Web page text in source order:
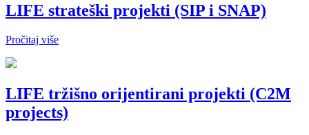
LIFE strateški projekti (SIP i SNAP)
Pročitaj više
LIFE tržišno orijentirani projekti (C2M
projects)